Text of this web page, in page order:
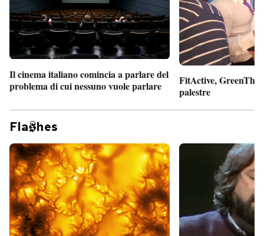
Il cinema italiano comincia a parlare del
problema di cui nessuno vuole parlare
FitActive,
palestre
Fla hes